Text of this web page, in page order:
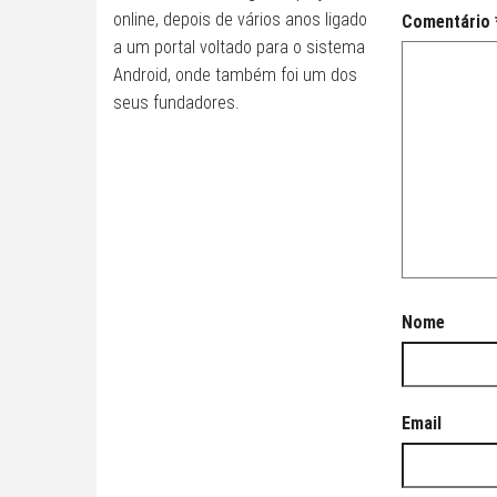
online, depois de vários anos ligado
a um portal voltado para o sistema
Android, onde também foi um dos
seus fundadores.
Comentário
Nome
Email